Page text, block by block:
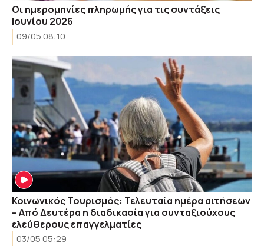
Οι ημερομηνίες πληρωμής για τις συντάξεις
Ιουνίου 2026
09/05 08:10
Κοινωνικός Τουρισμός: Τελευταία ημέρα αιτήσεων
– Από Δευτέρα η διαδικασία για συνταξιούχους
ελεύθερους επαγγελματίες
03/05 05:29